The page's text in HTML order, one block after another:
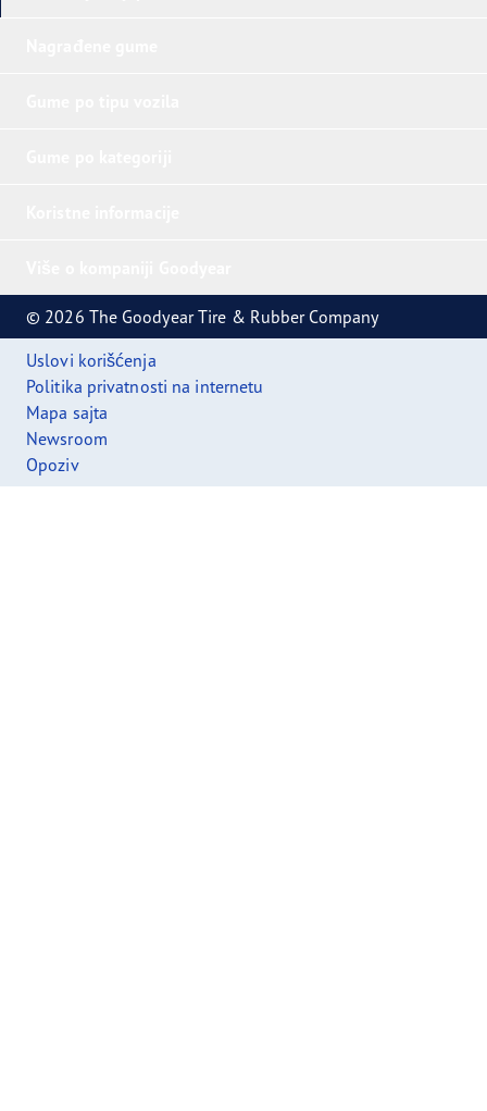
© 2026 The Goodyear Tire & Rubber Company
Uslovi korišćenja
Politika privatnosti na internetu
Mapa sajta
Newsroom
Opoziv